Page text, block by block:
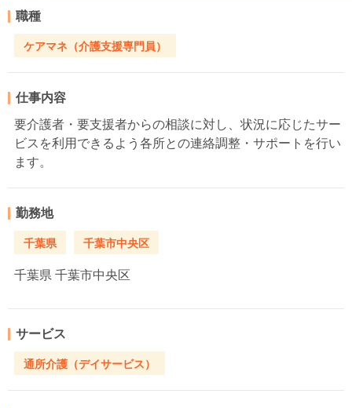
職種
ケアマネ（介護支援専門員）
仕事内容
要介護者・要支援者からの相談に対し、状況に応じたサー
ビスを利用できるよう各所との連絡調整・サポートを行い
ます。
勤務地
千葉県 千葉市中央区
千葉県 千葉市中央区
サービス
通所介護（デイサービス）